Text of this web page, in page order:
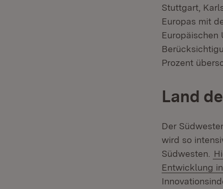
Stuttgart,
Europas mit
Europäischen
Prozent
Land
Der
wird so
Südwesten.
Entwicklung